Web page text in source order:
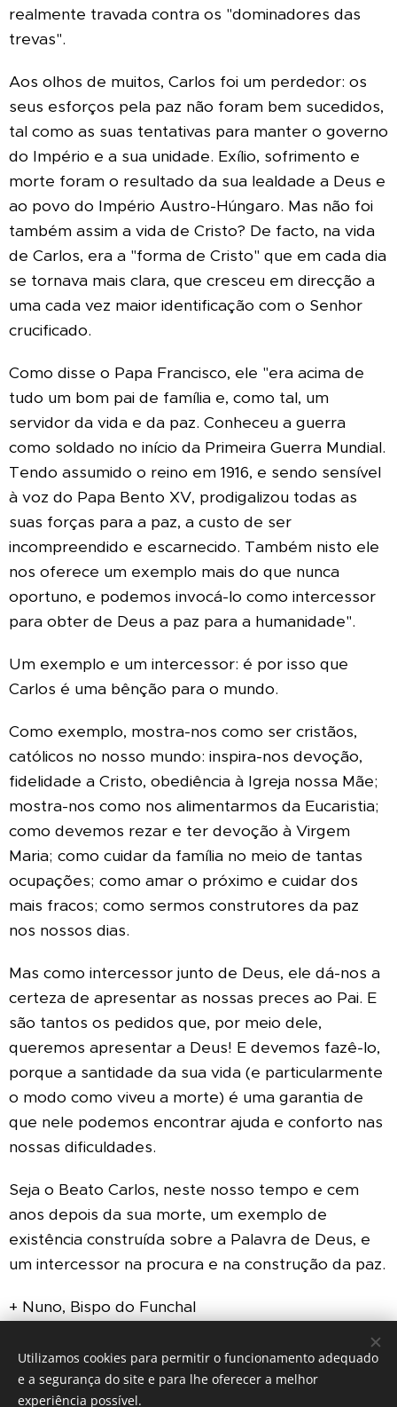
realmente travada contra os "dominadores das
trevas".
Aos olhos de muitos, Carlos foi um perdedor: os
seus esforços pela paz não foram bem sucedidos,
tal como as suas tentativas para manter o governo
do Império e a sua unidade. Exílio, sofrimento e
morte foram o resultado da sua lealdade a Deus e
ao povo do Império Austro-Húngaro. Mas não foi
também assim a vida de Cristo? De facto, na vida
de Carlos, era a "forma de Cristo" que em cada dia
se tornava mais clara, que cresceu em direcção a
uma cada vez maior identificação com o Senhor
crucificado.
Como disse o Papa Francisco, ele "era acima de
tudo um bom pai de família e, como tal, um
servidor da vida e da paz. Conheceu a guerra
como soldado no início da Primeira Guerra Mundial.
Tendo assumido o reino em 1916, e sendo sensível
à voz do Papa Bento XV, prodigalizou todas as
suas forças para a paz, a custo de ser
incompreendido e escarnecido. Também nisto ele
nos oferece um exemplo mais do que nunca
oportuno, e podemos invocá-lo como intercessor
para obter de Deus a paz para a humanidade".
Um exemplo e um intercessor: é por isso que
Carlos é uma bênção para o mundo.
Como exemplo, mostra-nos como ser cristãos,
católicos no nosso mundo: inspira-nos devoção,
fidelidade a Cristo, obediência à Igreja nossa Mãe;
mostra-nos como nos alimentarmos da Eucaristia;
como devemos rezar e ter devoção à Virgem
Maria; como cuidar da família no meio de tantas
ocupações; como amar o próximo e cuidar dos
mais fracos; como sermos construtores da paz
nos nossos dias.
Mas como intercessor junto de Deus, ele dá-nos a
certeza de apresentar as nossas preces ao Pai. E
são tantos os pedidos que, por meio dele,
queremos apresentar a Deus! E devemos fazê-lo,
porque a santidade da sua vida (e particularmente
o modo como viveu a morte) é uma garantia de
que nele podemos encontrar ajuda e conforto nas
nossas dificuldades.
Seja o Beato Carlos, neste nosso tempo e cem
anos depois da sua morte, um exemplo de
existência construída sobre a Palavra de Deus, e
um intercessor na procura e na construção da paz.
+ Nuno, Bispo do Funchal
Utilizamos cookies para permitir o funcionamento adequado
e a segurança do site e para lhe oferecer a melhor
experiência possível.